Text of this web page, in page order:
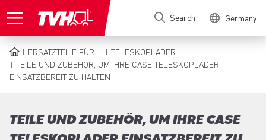
to
Search Germany
BREADCRUMB
ERSATZTEILE FÜR ...
TELESKOPLADER
TEILE UND ZUBEHÖR, UM IHRE CASE TELESKOPLADER
EINSATZBEREIT ZU HALTEN
TEILE UND ZUBEHÖR, UM IHRE CASE